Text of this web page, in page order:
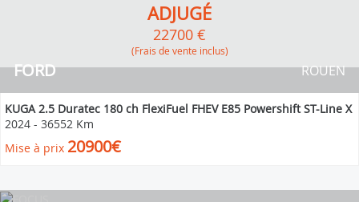
FORD ROUEN
ADJUGÉ
22700 €
(Frais de vente inclus)
KUGA 2.5 Duratec 180 ch FlexiFuel FHEV E85 Powershift ST-Line X
2024 - 36552 Km
Mise à prix 20900€